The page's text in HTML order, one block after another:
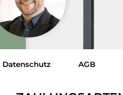
Datenschutz AGB